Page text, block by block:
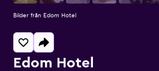
Edom Hotel
Bilder från Edom Hotel